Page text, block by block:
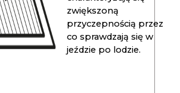
zwiększoną
przyczepnością przez
co sprawdzają się w
jeździe po lodzie.